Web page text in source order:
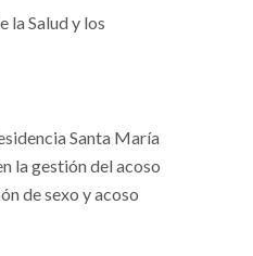
la Salud y los
Santa María
la gestión del acoso
de sexo y acoso